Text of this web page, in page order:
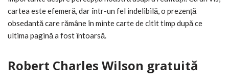
cartea este efemeră, dar într-un fel indelibilă, o prezență
obsedantă care rămâne în minte carte de citit timp după ce
ultima pagină a fost întoarsă.
Robert Charles Wilson gratuită